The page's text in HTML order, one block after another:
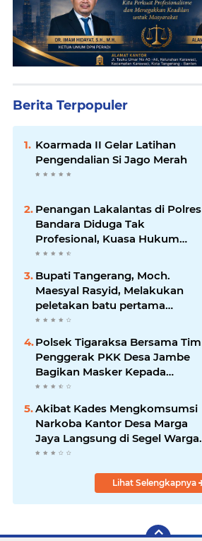
Berita Terpopuler
Koarmada II Gelar Latihan
Pengendalian Si Jago Merah
Penangan Lakalantas di Polres
Bandara Diduga Tak
Profesional, Kuasa Hukum
Adukan ke Propam
Bupati Tangerang, Moch.
Maesyal Rasyid, Melakukan
peletakan batu pertama
pembangunan Gedung Mako
Polsek Sepatan
Polsek Tigaraksa Bersama Tim
Penggerak PKK Desa Jambe
Bagikan Masker Kepada
Pengguna Jalan
Akibat Kades Mengkomsumsi
Narkoba Kantor Desa Marga
Jaya Langsung di Segel Warga
Setempat
Lihat Selengkapnya